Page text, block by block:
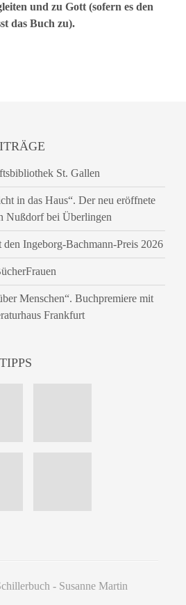
und zu Gott (sofern es den
das Buch zu).
St. Gallen
in das Haus“. Der neu eröffnete
Nußdorf bei Überlingen
Ingeborg-Bachmann-Preis 2026
Menschen“. Buchpremiere mit
Frankfurt
- Susanne Martin